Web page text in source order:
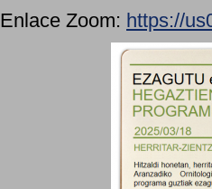
Enlace Zoom: https://